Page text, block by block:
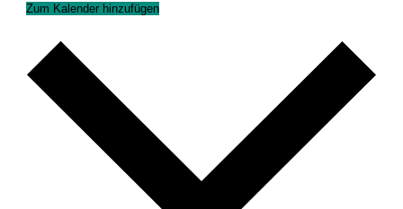
Zum Kalender hinzufügen